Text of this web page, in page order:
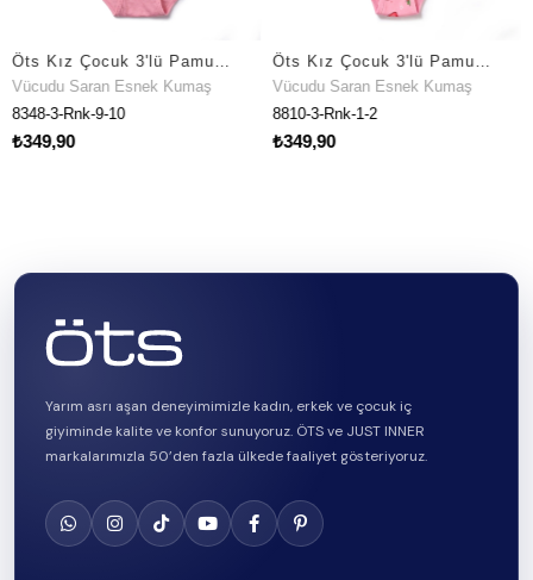
Öts Kız Çocuk 3'lü Pamuklu Külot Baskılı Ekstra Konforlu Kalıp (8348-3)
Esnek Kumaş
9-10
Öts Kız Çocuk 3'lü Pamuklu Külot Baskılı Premium Günlük Kullanım (8810-3)
Vücudu Saran Esnek Kumaş
8810-3-Rnk-1-2
Vücudu
Yarım asrı aşan deneyimimizle kadın, erkek ve çocuk iç
giyiminde kalite ve konfor sunuyoruz. ÖTS ve JUST INNER
markalarımızla 50’den fazla ülkede faaliyet gösteriyoruz.